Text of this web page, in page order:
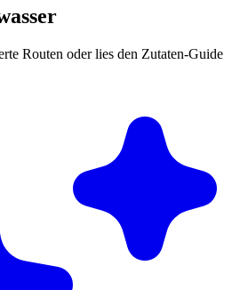
Routen oder lies den Zutaten-Guide